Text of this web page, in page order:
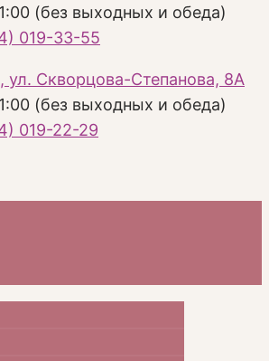
(без выходных и обеда)
019-33-55
ул. Скворцова-Степанова, 8А
(без выходных и обеда)
019-22-29